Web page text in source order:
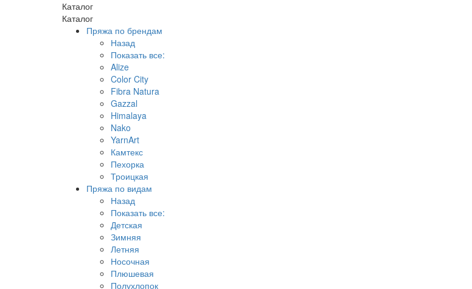
Каталог
Каталог
Пряжа по брендам
Назад
Показать все:
Alize
Color City
Fibra Natura
Gazzal
Himalaya
Nako
YarnArt
Камтекс
Пехорка
Троицкая
Пряжа по видам
Назад
Показать все:
Детская
Зимняя
Летняя
Носочная
Плюшевая
Полухлопок